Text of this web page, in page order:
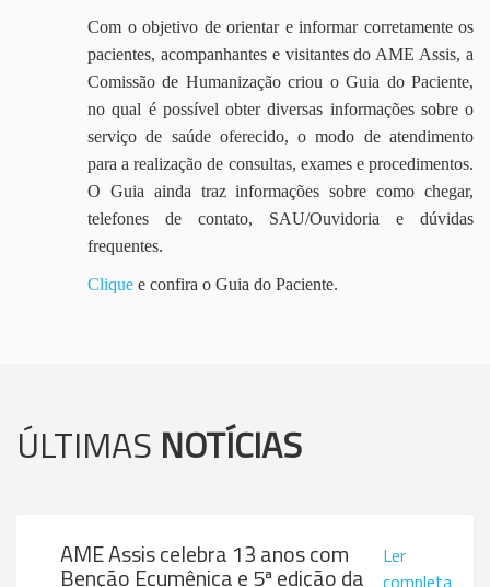
Com o objetivo de orientar e informar corretamente os
pacientes, acompanhantes e visitantes do AME Assis, a
Comissão de Humanização criou o Guia do Paciente,
no qual é possível obter diversas informações sobre o
serviço de saúde oferecido, o modo de atendimento
para a realização de consultas, exames e procedimentos.
O Guia ainda traz informações sobre como chegar,
telefones de contato, SAU/Ouvidoria e dúvidas
frequentes.
Clique e confira o Guia do Paciente.
ÚLTIMAS NOTÍCIAS
AME Assis celebra 13 anos com
Benção Ecumênica e 5ª edição da
Ler
completa